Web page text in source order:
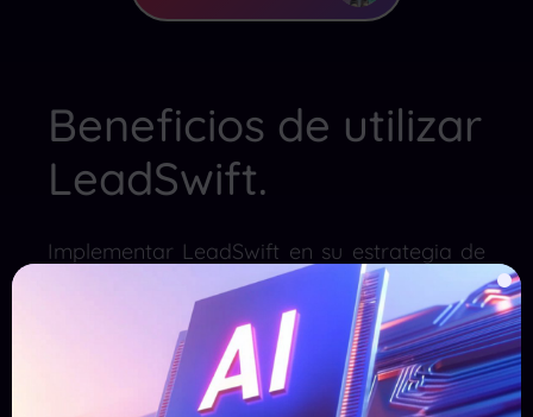
Beneficios de utilizar
LeadSwift.
Implementar LeadSwift en su estrategia de
marketing ofrece múltiples ventajas:
Eficiencia mejorada : Al automatizar la
generación y gestión de leads, se reduce
significativamente el tiempo y esfuerzo